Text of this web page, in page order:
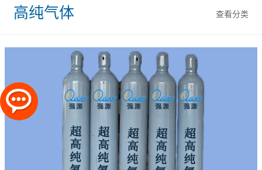
查看分类
高纯气体